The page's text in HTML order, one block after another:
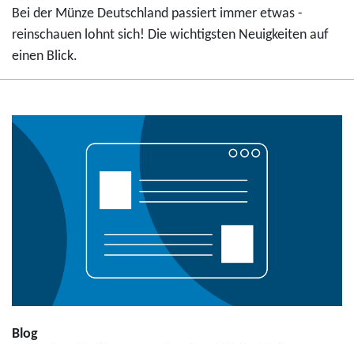
Bei der Münze Deutschland passiert immer etwas -
reinschauen lohnt sich! Die wichtigsten Neuigkeiten auf
einen Blick.
Blog